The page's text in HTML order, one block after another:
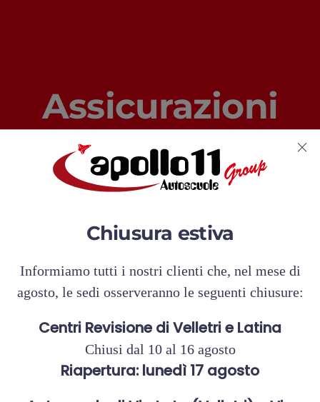
Assicurazioni
moto, scooter e
ciclomotori
Contattaci
Chiusura estiva
Informiamo tutti i nostri clienti che, nel mese di
agosto, le sedi osserveranno le seguenti chiusure:
Centri Revisione di Velletri e Latina
Chiusi dal 10 al 16 agosto
Riapertura: lunedì 17 agosto